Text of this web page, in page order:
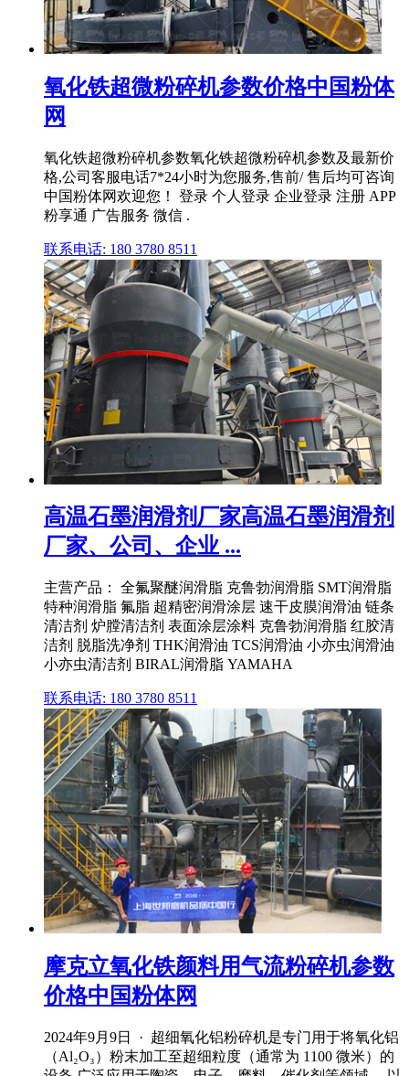
氧化铁超微粉碎机参数价格中国粉体
网
氧化铁超微粉碎机参数氧化铁超微粉碎机参数及最新价
格,公司客服电话7*24小时为您服务,售前/ 售后均可咨询
中国粉体网欢迎您！ 登录 个人登录 企业登录 注册 APP
粉享通 广告服务 微信 .
联系电话: 180 3780 8511
高温石墨润滑剂厂家高温石墨润滑剂
厂家、公司、企业 ...
主营产品： 全氟聚醚润滑脂 克鲁勃润滑脂 SMT润滑脂
特种润滑脂 氟脂 超精密润滑涂层 速干皮膜润滑油 链条
清洁剂 炉膛清洁剂 表面涂层涂料 克鲁勃润滑脂 红胶清
洁剂 脱脂洗净剂 THK润滑油 TCS润滑油 小亦虫润滑油
小亦虫清洁剂 BIRAL润滑脂 YAMAHA
联系电话: 180 3780 8511
摩克立氧化铁颜料用气流粉碎机参数
价格中国粉体网
2024年9月9日 · 超细氧化铝粉碎机是专门用于将氧化铝
（Al₂O₃）粉末加工至超细粒度（通常为 1100 微米）的